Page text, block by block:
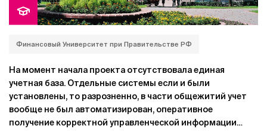
Финансовый Университет при Правительстве РФ
На момент начала проекта отсутствовала единая
учетная база. Отдельные системы если и были
установлены, то разрозненно, в части общежитий учет
вообще не был автоматизирован, оперативное
получение корректной управленческой информации